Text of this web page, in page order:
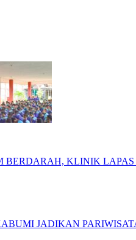
BERDARAH, KLINIK
JADIKAN